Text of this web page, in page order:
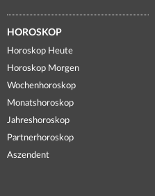
HOROSKOP
Horoskop Heute
Horoskop Morgen
Wochenhoroskop
Monatshoroskop
Jahreshoroskop
Partnerhoroskop
Aszendent